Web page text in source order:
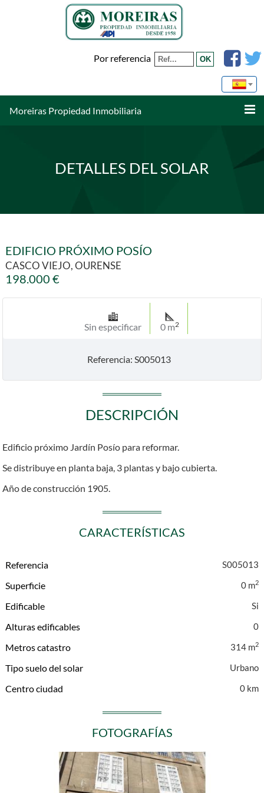
Por referencia
Moreiras Propiedad Inmobiliaria
DETALLES DEL SOLAR
EDIFICIO PRÓXIMO POSÍO
CASCO VIEJO, OURENSE
198.000 €
Sin especificar 0 m2
Referencia: S005013
DESCRIPCIÓN
Edificio próximo Jardín Posío para reformar.
Se distribuye en planta baja, 3 plantas y bajo cubierta.
Año de construcción 1905.
CARACTERÍSTICAS
Referencia S005013
Superficie 0 m2
Edificable
Alturas edificables
0
Metros catastro 314 m2
Tipo suelo del solar Urbano
Centro ciudad 0 km
FOTOGRAFÍAS